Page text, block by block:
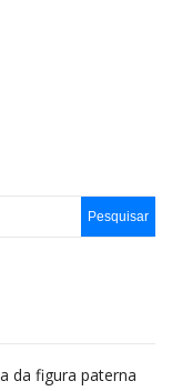
da figura paterna